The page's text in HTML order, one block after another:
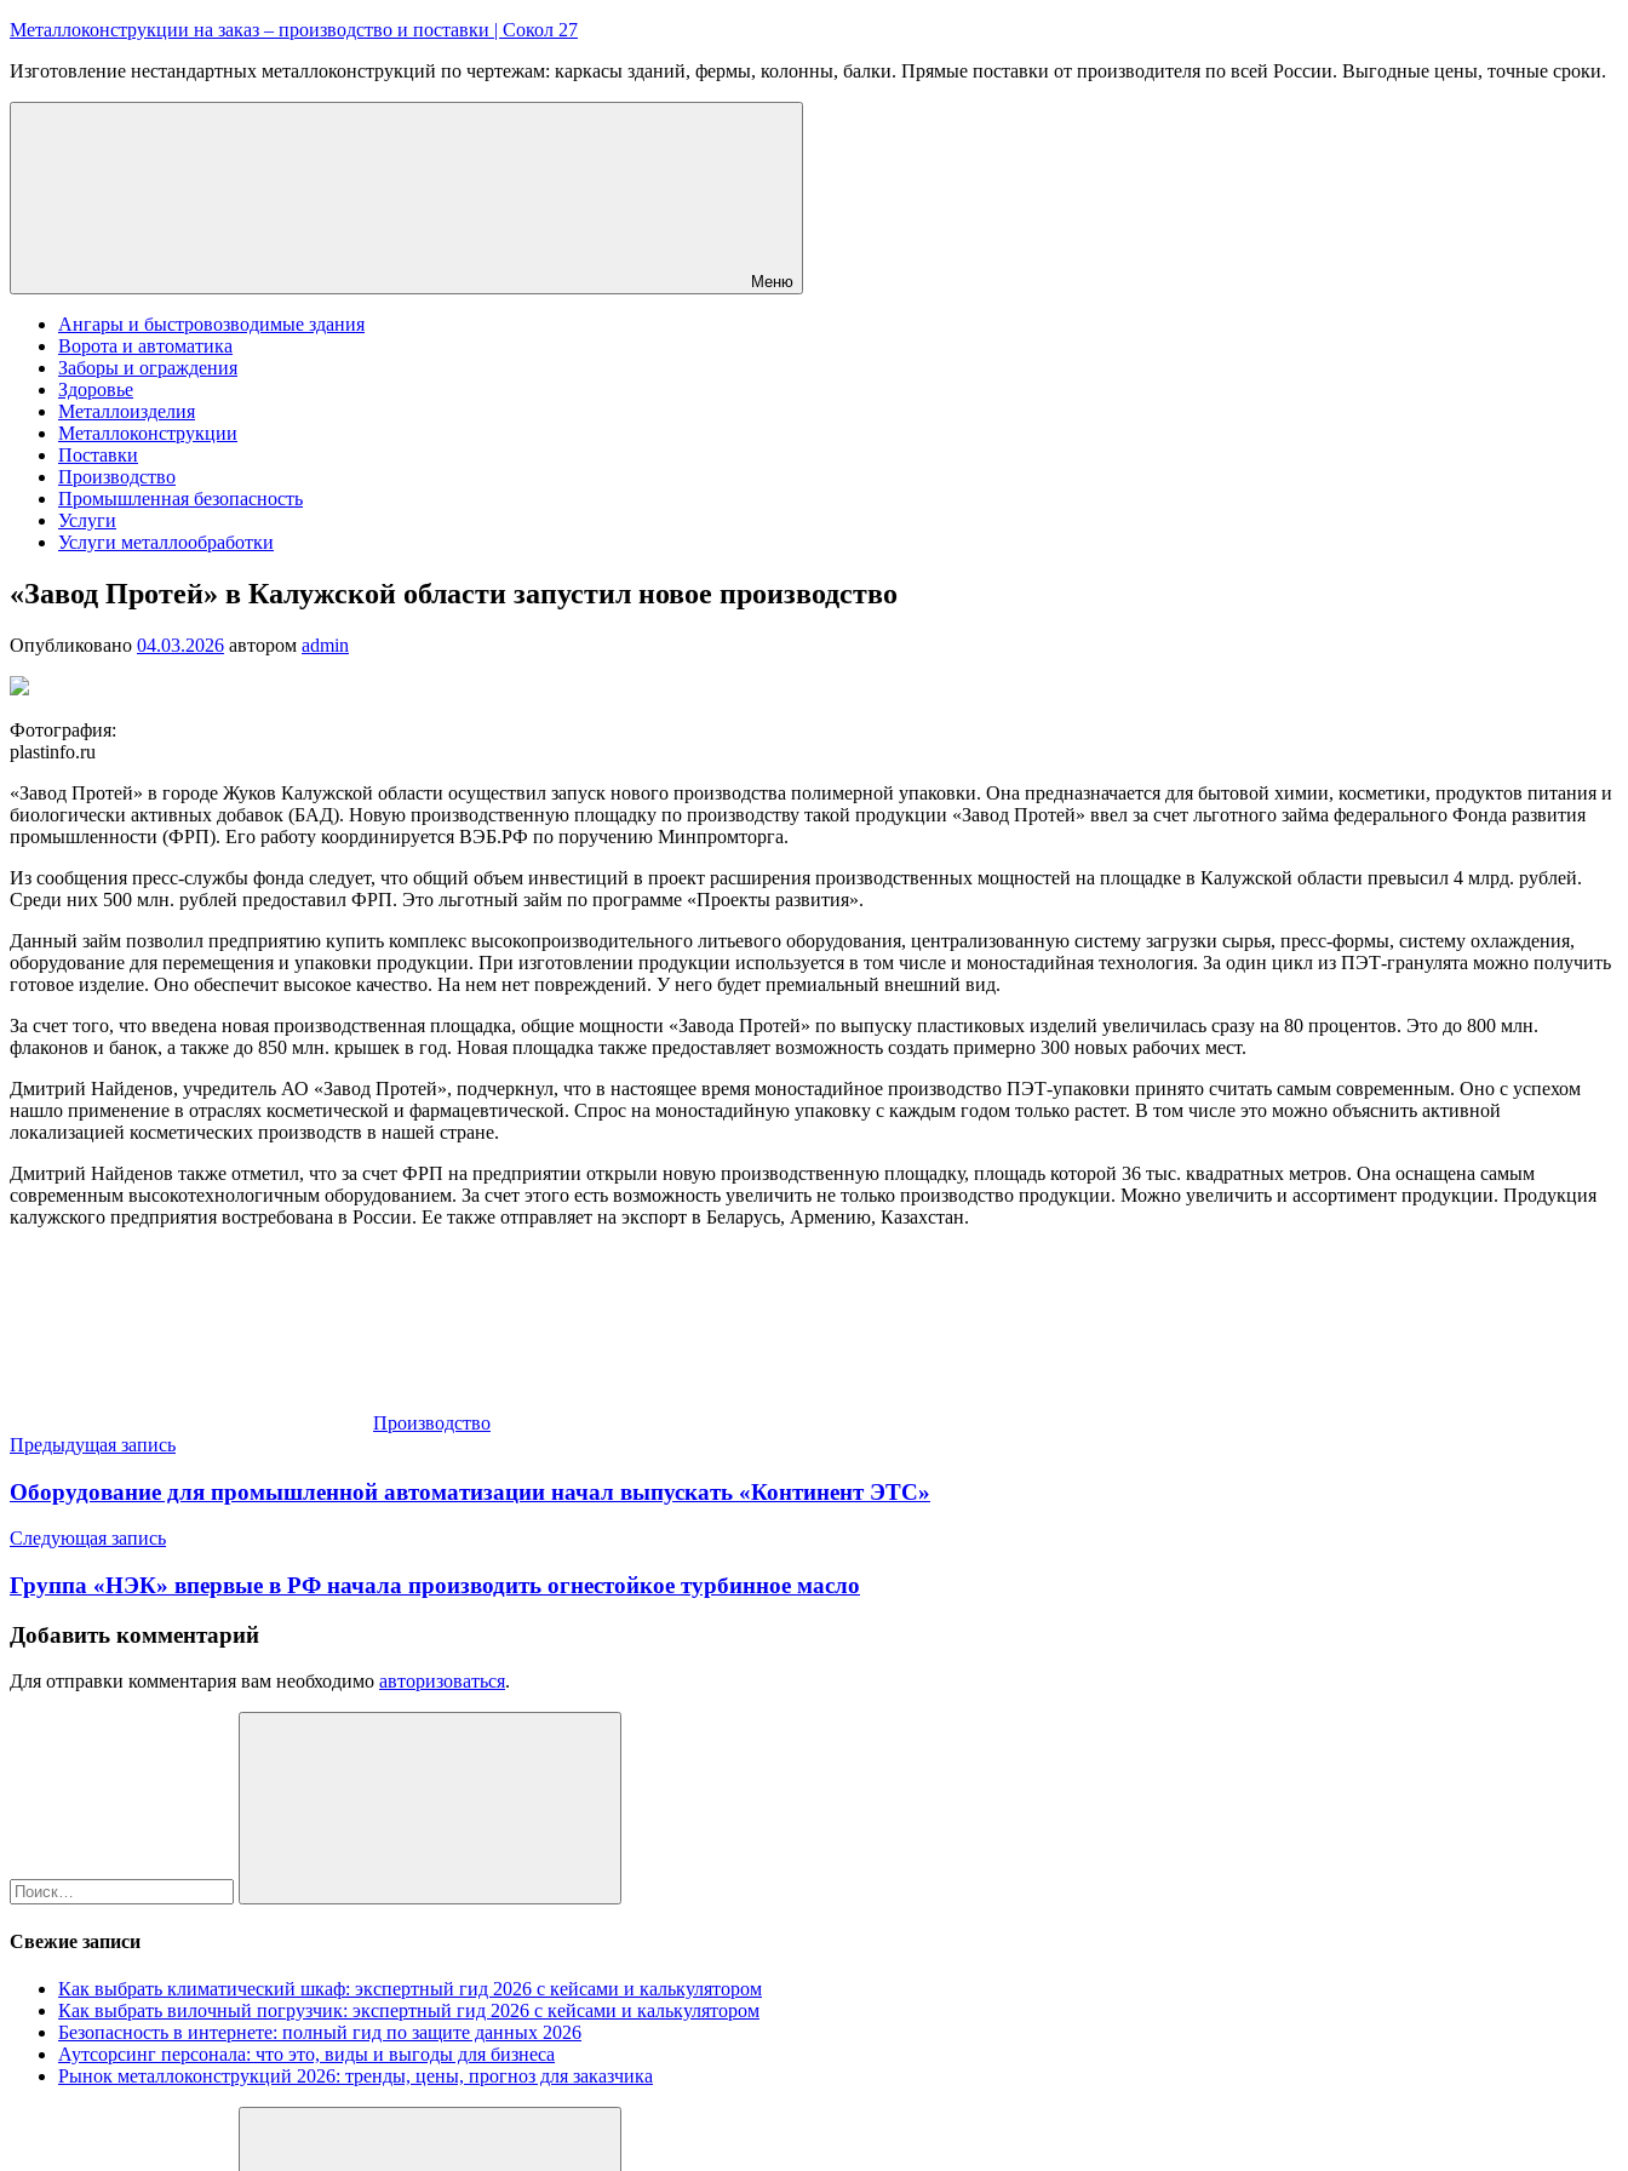
Перейти
содержимому
Металлоконструкции на заказ – производство и поставки | Сокол 27
Изготовление нестандартных металлоконструкций по чертежам: каркасы зданий, фермы, колонны, балки. Прямые поставки от производителя по всей России. Выгодные цены, точные сроки.
Меню
Ангары и быстровозводимые здания
Ворота и автоматика
Заборы и ограждения
Здоровье
Металлоизделия
Металлоконструкции
Поставки
Производство
Промышленная безопасность
Услуги
Услуги металлообработки
«Завод Протей» в Калужской области запустил новое производство
Опубликовано 04.03.2026 автором admin
Фотография:
plastinfo.ru
«Завод Протей» в городе Жуков Калужской области осуществил запуск нового производства полимерной упаковки. Она предназначается для бытовой химии, косметики, продуктов питания и
биологически активных добавок (БАД). Новую производственную площадку по производству такой продукции «Завод Протей» ввел за счет льготного займа федерального Фонда развития
промышленности (ФРП). Его работу координируется ВЭБ.РФ по поручению Минпромторга.
Из сообщения пресс-службы фонда следует, что общий объем инвестиций в проект расширения производственных мощностей на площадке в Калужской области превысил 4 млрд. рублей.
Среди них 500 млн. рублей предоставил ФРП. Это льготный займ по программе «Проекты развития».
Данный займ позволил предприятию купить комплекс высокопроизводительного литьевого оборудования, централизованную систему загрузки сырья, пресс-формы, систему охлаждения,
оборудование для перемещения и упаковки продукции. При изготовлении продукции используется в том числе и моностадийная технология. За один цикл из ПЭТ-гранулята можно получить
готовое изделие. Оно обеспечит высокое качество. На нем нет повреждений. У него будет премиальный внешний вид.
За счет того, что введена новая производственная площадка, общие мощности «Завода Протей» по выпуску пластиковых изделий увеличилась сразу на 80 процентов. Это до 800 млн.
флаконов и банок, а также до 850 млн. крышек в год. Новая площадка также предоставляет возможность создать примерно 300 новых рабочих мест.
Дмитрий Найденов, учредитель АО «Завод Протей», подчеркнул, что в настоящее время моностадийное производство ПЭТ-упаковки принято считать самым современным. Оно с успехом
нашло применение в отраслях косметической и фармацевтической. Спрос на моностадийную упаковку с каждым годом только растет. В том числе это можно объяснить активной
локализацией косметических производств в нашей стране.
Дмитрий Найденов также отметил, что за счет ФРП на предприятии открыли новую производственную площадку, площадь которой 36 тыс. квадратных метров. Она оснащена самым
современным высокотехнологичным оборудованием. За счет этого есть возможность увеличить не только производство продукции. Можно увеличить и ассортимент продукции. Продукция
калужского предприятия востребована в России. Ее также отправляет на экспорт в Беларусь, Армению, Казахстан.
Производство
Навигация
по
записям
Предыдущая запись
Оборудование для промышленной автоматизации начал выпускать «Континент ЭТС»
Следующая запись
Группа «НЭК» впервые в РФ начала производить огнестойкое турбинное масло
Добавить комментарий
Для отправки комментария вам необходимо авторизоваться.
Поиск
Свежие записи
Как выбрать климатический шкаф: экспертный гид 2026 с кейсами и калькулятором
Как выбрать вилочный погрузчик: экспертный гид 2026 с кейсами и калькулятором
Безопасность в интернете: полный гид по защите данных 2026
Аутсорсинг персонала: что это, виды и выгоды для бизнеса
Рынок металлоконструкций 2026: тренды, цены, прогноз для заказчика